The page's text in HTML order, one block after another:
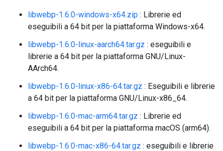
libwebp-1.6.0-windows-x64.zip : Librerie ed
eseguibili a 64 bit per la piattaforma Windows-x64.
libwebp-1.6.0-linux-aarch64.tar.gz : eseguibili e
librerie a 64 bit per la piattaforma GNU/Linux-
AArch64.
libwebp-1.6.0-linux-x86-64.tar.gz : Eseguibili e librerie
a 64 bit per la piattaforma GNU/Linux-x86_64.
libwebp-1.6.0-mac-arm64.tar.gz : Librerie ed
eseguibili a 64 bit per la piattaforma macOS (arm64).
libwebp-1.6.0-mac-x86-64.tar.gz : eseguibili e librerie